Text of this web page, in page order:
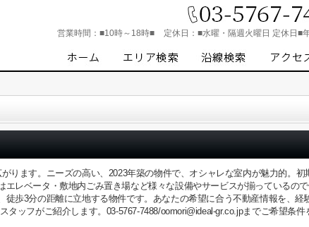
営業時間： ■10時～18時■ 定休日： ■水曜・隔週火曜日 定休日■
ります。ニーズの高い、2023年築の物件で、オシャレな室内が魅力的。初
エレベータ・敷地内ごみ置き場など様々な設備やサービスが揃っているの
徒歩3分の距離に立地する物件です。あなたの希望に合う不動産情報を、経
タッフがご紹介します。03-5767-7488/oomori@ideal-gr.co.jpまでご希望条件